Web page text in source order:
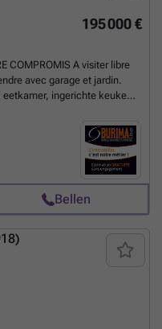
195 000 €
COMPROMIS A visiter libre
avec garage et jardin.
eetkamer, ingerichte keuken,
12 m²), bijkeuken,
onafgewerkte zolder. Kelder
Charleroi as. EPB D: 326
rondleiding op ###
zijn aan fouten of
Bellen